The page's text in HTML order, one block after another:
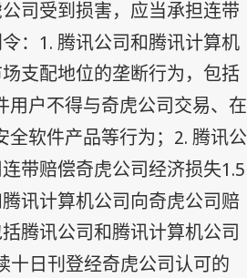
司受到损害，应当承担连带
： 1. 腾讯公司和腾讯计算机
支配地位的垄断行为，包括
用户不得与奇虎公司交易、在
软件产品等行为； 2. 腾讯公
带赔偿奇虎公司经济损失1.5
讯计算机公司向奇虎公司赔
腾讯公司和腾讯计算机公司
十日刊登经奇虎公司认可的